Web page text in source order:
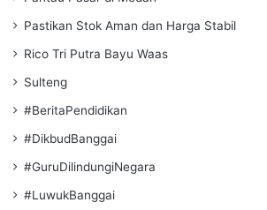
Pastikan Stok Aman dan Harga Stabil
Rico Tri Putra Bayu Waas
Sulteng
#BeritaPendidikan
#DikbudBanggai
#GuruDilindungiNegara
#LuwukBanggai